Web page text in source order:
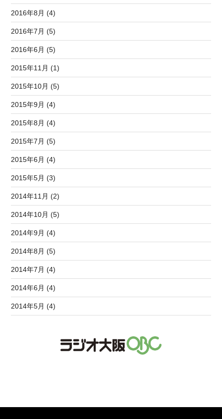
2016年8月 (4)
2016年7月 (5)
2016年6月 (5)
2015年11月 (1)
2015年10月 (5)
2015年9月 (4)
2015年8月 (4)
2015年7月 (5)
2015年6月 (4)
2015年5月 (3)
2014年11月 (2)
2014年10月 (5)
2014年9月 (4)
2014年8月 (5)
2014年7月 (4)
2014年6月 (4)
2014年5月 (4)